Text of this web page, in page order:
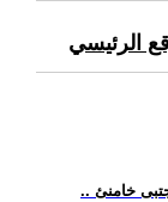
الرئيسي
خامنئ